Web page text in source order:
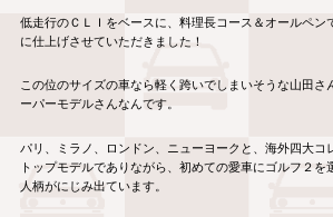
低走行のＣＬＩをベースに、料理長コース＆オールペン
に仕上げさせていただきました！
この位のサイズの車なら軽く跨いでしまいそうな山田さ
ーパーモデルさんなんです。
パリ、ミラノ、ロンドン、ニューヨークと、海外四大コ
トップモデルでありながら、初めての愛車にゴルフ２を
人柄がにじみ出ています。